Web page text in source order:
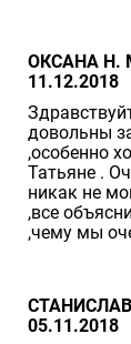
ОКСАНА Н.
11.12.2018
довольны
,особенно
Татьяне .
никак не
,все
,чему мы
05.11.2018